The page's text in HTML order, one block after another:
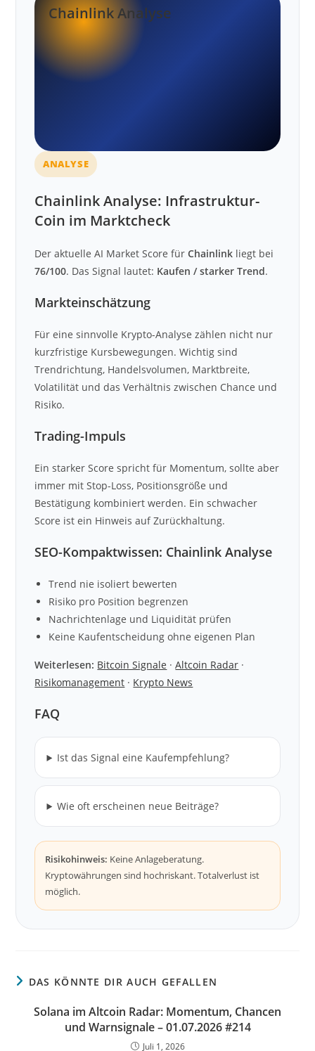
Chainlink Analyse
ANALYSE
Chainlink Analyse: Infrastruktur-
Coin im Marktcheck
Der aktuelle AI Market Score fürChainlink liegt bei
76/100. Das Signal lautet: Kaufen / starker Trend.
Markteinschätzung
Für eine sinnvolle Krypto-Analyse zählen nicht nur
kurzfristige Kursbewegungen. Wichtig sind
Trendrichtung, Handelsvolumen, Marktbreite,
Volatilität und das Verhältnis zwischen Chance und
Risiko.
Trading-Impuls
Ein starker Score spricht für Momentum, sollte aber
immer mit Stop-Loss, Positionsgröße und
Bestätigung kombiniert werden. Ein schwacher
Score ist ein Hinweis auf Zurückhaltung.
SEO-Kompaktwissen: Chainlink Analyse
Trend nie isoliert bewerten
Risiko pro Position begrenzen
Nachrichtenlage und Liquidität prüfen
Keine Kaufentscheidung ohne eigenen Plan
Weiterlesen: Bitcoin Signale ·Altcoin Radar ·
Risikomanagement · Krypto News
FAQ
Ist das Signal eine Kaufempfehlung?
Wie oft erscheinen neue Beiträge?
Risikohinweis: Keine Anlageberatung.
Kryptowährungen sind hochriskant. Totalverlust ist
möglich.
DAS KÖNNTE DIR AUCH GEFALLEN
Solana im Altcoin Radar: Momentum, Chancen
und Warnsignale – 01.07.2026 #214
Juli 1, 2026